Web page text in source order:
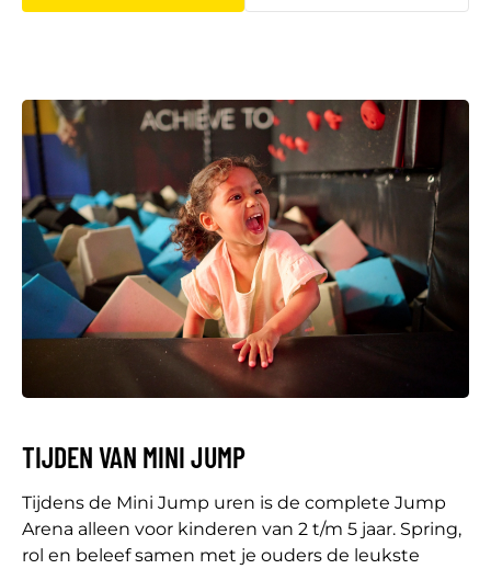
TIJDEN VAN MINI JUMP
Tijdens de Mini Jump uren is de complete Jump
Arena alleen voor kinderen van 2 t/m 5 jaar. Spring,
rol en beleef samen met je ouders de leukste